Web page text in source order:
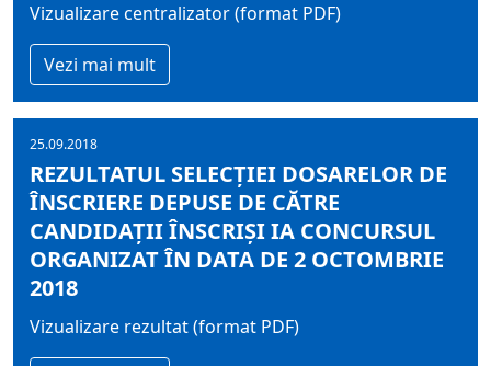
Vizualizare centralizator (format PDF)
Vezi mai mult
25.09.2018
REZULTATUL SELECŢIEI DOSARELOR DE
ÎNSCRIERE DEPUSE DE CĂTRE
CANDIDAŢII ÎNSCRIŞI IA CONCURSUL
ORGANIZAT ÎN DATA DE 2 OCTOMBRIE
2018
Vizualizare rezultat (format PDF)